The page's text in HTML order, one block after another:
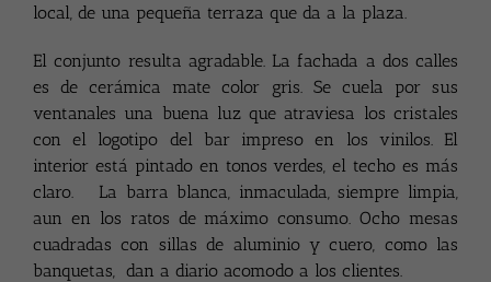
local, de una pequeña terraza que da a la plaza.
El conjunto resulta agradable. La fachada a dos calles
es de cerámica mate color gris. Se cuela por sus
ventanales una buena luz que atraviesa los cristales
con el logotipo del bar impreso en los vinilos. El
interior está pintado en tonos verdes, el techo es más
claro. La barra blanca, inmaculada, siempre limpia,
aun en los ratos de máximo consumo. Ocho mesas
cuadradas con sillas de aluminio y cuero, como las
banquetas, dan a diario acomodo a los clientes.